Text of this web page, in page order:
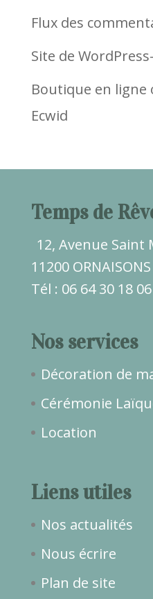
Flux des
Site de
Boutique en ligne
Ecwid
Temps de
12, Avenue Saint
11200 ORNAISONS
Tél : 06 64 30 18 06
Nos services
Décoration de
Cérémonie
Location
Liens utiles
Nos actualités
Nous écrire
Plan de site